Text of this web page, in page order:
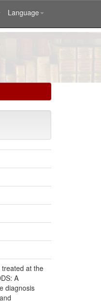
Language
at the
A
diagnosis